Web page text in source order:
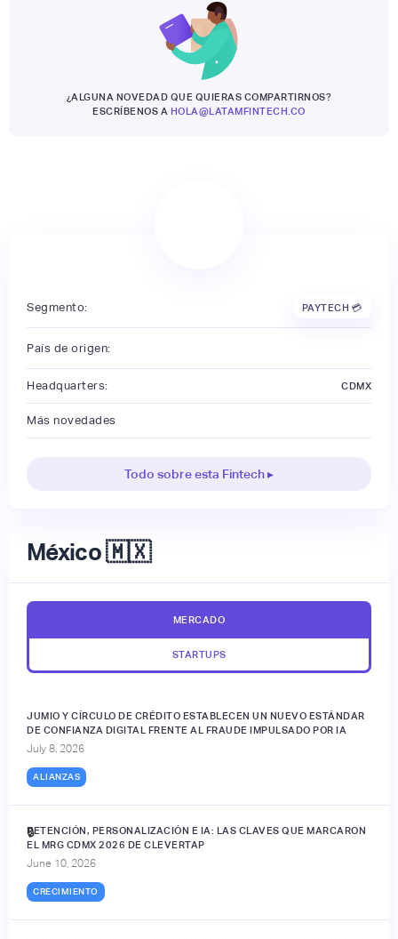
¿ALGUNA NOVEDAD QUE QUIERAS COMPARTIRNOS?
ESCRÍBENOS A HOLA@LATAMFINTECH.CO
Segmento: PAYTECH 💳
País de origen:
Headquarters: CDMX
Más novedades
Todo sobre esta Fintech ▸
México 🇲🇽
MERCADO
STARTUPS
JUMIO Y CÍRCULO DE CRÉDITO ESTABLECEN UN NUEVO ESTÁNDAR
DE CONFIANZA DIGITAL FRENTE AL FRAUDE IMPULSADO POR IA
July 8, 2026
ALIANZAS
RETENCIÓN, PERSONALIZACIÓN E IA: LAS CLAVES QUE MARCARON
EL MRG CDMX 2026 DE CLEVERTAP
June 10, 2026
CRECIMIENTO
🔒